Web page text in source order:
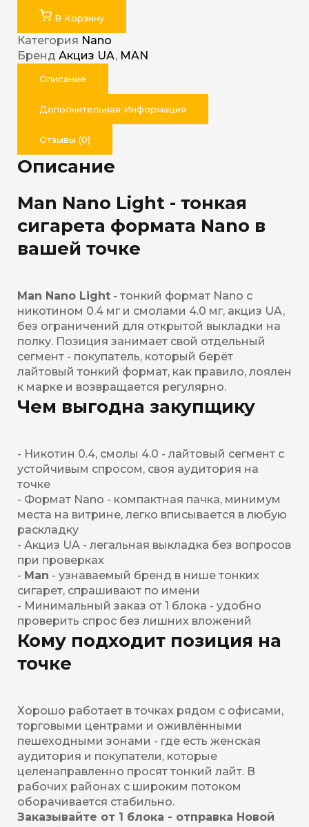
В Корзину
Категория Nano
Бренд Акциз UA, MAN
Описание
Дополнительная Информация
Отзывы (0)
Описание
Man Nano Light - тонкая
сигарета формата Nano в
вашей точке
Man Nano Light - тонкий формат Nano с
никотином 0.4 мг и смолами 4.0 мг, акциз UA,
без ограничений для открытой выкладки на
полку. Позиция занимает свой отдельный
сегмент - покупатель, который берёт
лайтовый тонкий формат, как правило, лоялен
к марке и возвращается регулярно.
Чем выгодна закупщику
- Никотин 0.4, смолы 4.0 - лайтовый сегмент с
устойчивым спросом, своя аудитория на
точке
- Формат Nano - компактная пачка, минимум
места на витрине, легко вписывается в любую
раскладку
- Акциз UA - легальная выкладка без вопросов
при проверках
- Man - узнаваемый бренд в нише тонких
сигарет, спрашивают по имени
- Минимальный заказ от 1 блока - удобно
проверить спрос без лишних вложений
Кому подходит позиция на
точке
Хорошо работает в точках рядом с офисами,
торговыми центрами и оживлёнными
пешеходными зонами - где есть женская
аудитория и покупатели, которые
целенаправленно просят тонкий лайт. В
рабочих районах с широким потоком
оборачивается стабильно.
Заказывайте от 1 блока - отправка Новой